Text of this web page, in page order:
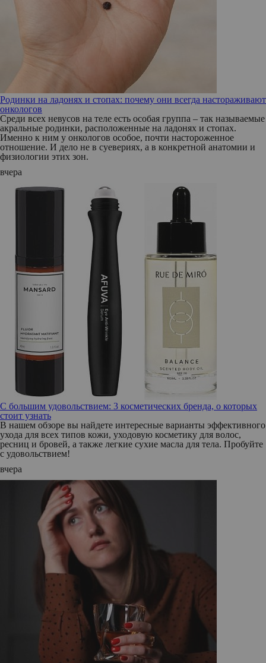
Родинки на ладонях и стопах: почему они всегда настораживают
онкологов
Среди всех невусов на теле есть особая группа – так называемые
акральные родинки, расположенные на ладонях и стопах.
Именно к ним у онкологов особое, почти настороженное
отношение. И дело не в суевериях, а в конкретной анатомии и
физиологии этих зон.
вчера
С большим удовольствием: 3 косметических бренда, о которых
стоит узнать
В нашем обзоре вы найдете интересные варианты эффективного
ухода для всех типов кожи, уходовую косметику для волос,
ресниц и бровей, а также легкие сухие масла для тела. Пробуйте
с удовольствием!
вчера